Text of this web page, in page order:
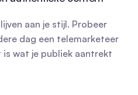
aan je stijl. Probeer
dag een telemarketeer
wat je publiek aantrekt